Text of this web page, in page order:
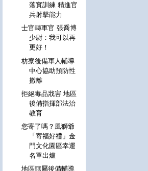
落實訓練 精進官
兵射擊能力
士官轉軍官 張喬博
少尉：我可以再
更好！
枋寮後備軍人輔導
中心協助預防性
撤離
拒絕毒品戕害 地區
後備指揮部法治
教育
您寄了嗎？風獅爺
「寄福好禮」金
門文化園區幸運
名單出爐
地區轄屬後備輔導